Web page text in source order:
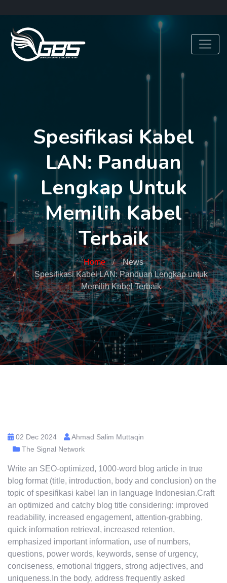
Spesifikasi Kabel
LAN: Panduan
Lengkap Untuk
Memilih Kabel
Terbaik
Home
News
Spesifikasi Kabel LAN: Panduan Lengkap untuk
Memilih Kabel Terbaik
02 Dec 2024
Ahmad Salim Muttaqin
The Signal Network
Write an SEO-optimized, 1000-word blog article in true
blog format (title, introduction, body and conclusion) on the
topic of spesifikasi kabel lan in language Indonesian.Craft
an optimized and catchy blog title considering: improved
readability, increased engagement, attention-grabbing,
quick information retrieval, increased retention,
emphasized important information, use of numbers,
questions, power words, keywords, sense of urgency,
conciseness, emotional triggers, strong adjectives, and
uniqueness.In the body, address frequently asked